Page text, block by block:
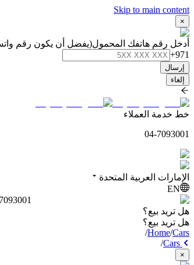
Skip to main content
×
أدخل رقم هاتفك المحمول(يفضل أن يكون رقم
+971
إرسال
إلغاء
خط خدمة العملاء
04-7093001
الإمارات العربية المتحدة
EN
هل تريد بيع؟
هل تريد بيع؟
Home/Cars
/
/
×